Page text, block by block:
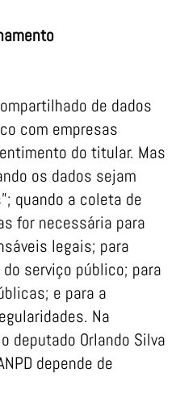
de dados
com empresas
do titular. Mas
os dados sejam
quando a coleta de
for necessária para
legais; para
serviço público; para
e para a
Na
deputado Orlando Silva
depende de